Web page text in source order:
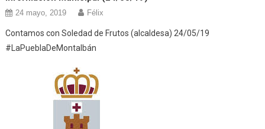
24 mayo, 2019 Félix
Contamos con Soledad de Frutos (alcaldesa) 24/05/19
#LaPueblaDeMontalbán